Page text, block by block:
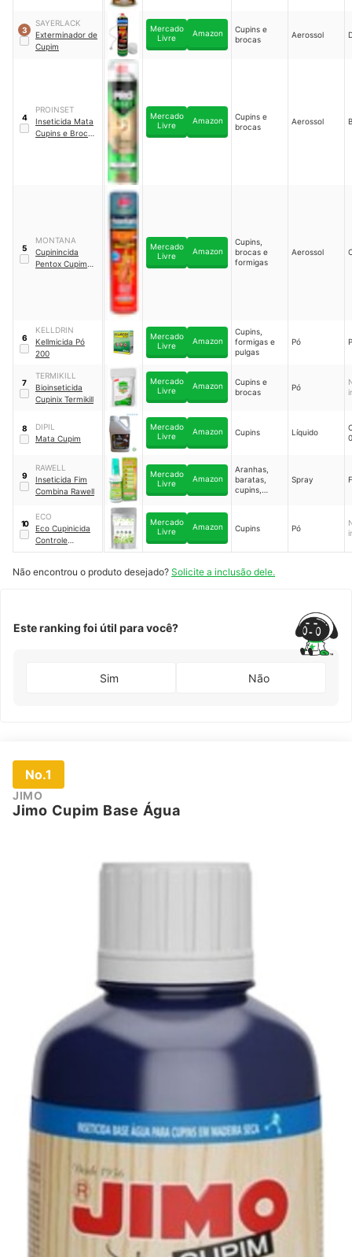
3
SAYERLACK
Exterminador de
Cupim
Mercado
Livre
Amazon
Cupins e
brocas
Aerossol
4
PROINSET
Inseticida Mata
Cupins e Broca
Mercado
Livre
Amazon
Cupins e
brocas
Aerossol
5
MONTANA
Cupinincida
Pentox Cupim
Mercado
Livre
Amazon
Cupins,
brocas e
formigas
Aerossol
6
KELLDRIN
Kellmicida Pó
200
Mercado
Livre
Amazon
Cupins,
formigas e
pulgas
Pó
7
TERMIKILL
Bioinseticida
Cupinix Termikill
Mercado
Livre
Amazon
Cupins e
brocas
Pó
8
DIPIL
Mata Cupim
Mercado
Livre
Amazon Cupins Líquido
9
RAWELL
Inseticida Fim
Combina Rawell
Mercado
Livre
Amazon
Aranhas,
baratas,
cupins,
Spray
10
ECO
Eco Cupinicida
Controle
Biológico dos
Mercado
Livre
Amazon Cupins Pó
Não encontrou o produto desejado? Solicite a inclusão dele.
Este ranking foi útil para você?
Sim Não
No.1
JIMO
Jimo Cupim Base Água